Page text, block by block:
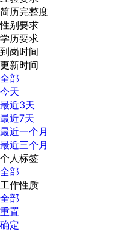
简历完整度
性别要求
学历要求
到岗时间
更新时间
全部
今天
最近3天
最近7天
最近一个月
最近三个月
个人标签
全部
工作性质
全部
重置
确定